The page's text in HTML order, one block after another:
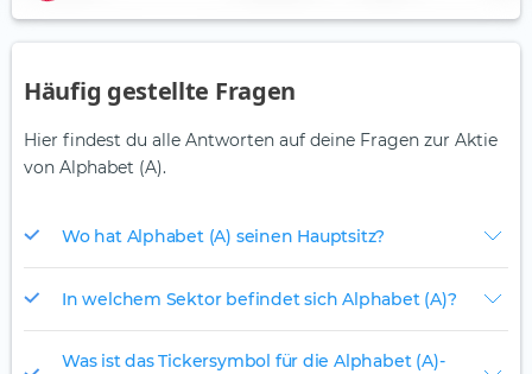
Häufig gestellte Fragen
Hier findest du alle Antworten auf deine Fragen zur Aktie
von Alphabet (A).
Wo hat Alphabet (A) seinen Hauptsitz?
In welchem Sektor befindet sich Alphabet (A)?
Was ist das Tickersymbol für die Alphabet (A)-